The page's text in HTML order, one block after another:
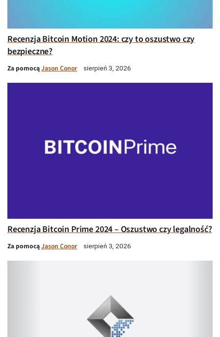
Recenzja Bitcoin Motion 2024: czy to oszustwo czy
bezpieczne?
Za pomocąJason Conor sierpień 3, 2026
Recenzja Bitcoin Prime 2024 – Oszustwo czy legalność?
Za pomocąJason Conor sierpień 3, 2026